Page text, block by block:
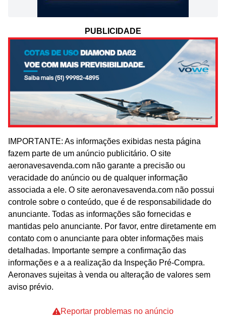
PUBLICIDADE
IMPORTANTE: As informações exibidas nesta página
fazem parte de um anúncio publicitário. O site
aeronavesavenda.com não garante a precisão ou
veracidade do anúncio ou de qualquer informação
associada a ele. O site aeronavesavenda.com não possui
controle sobre o conteúdo, que é de responsabilidade do
anunciante. Todas as informações são fornecidas e
mantidas pelo anunciante. Por favor, entre diretamente em
contato com o anunciante para obter informações mais
detalhadas. Importante sempre a confirmação das
informações e a a realização da Inspeção Pré-Compra.
Aeronaves sujeitas à venda ou alteração de valores sem
aviso prévio.
Reportar problemas no anúncio